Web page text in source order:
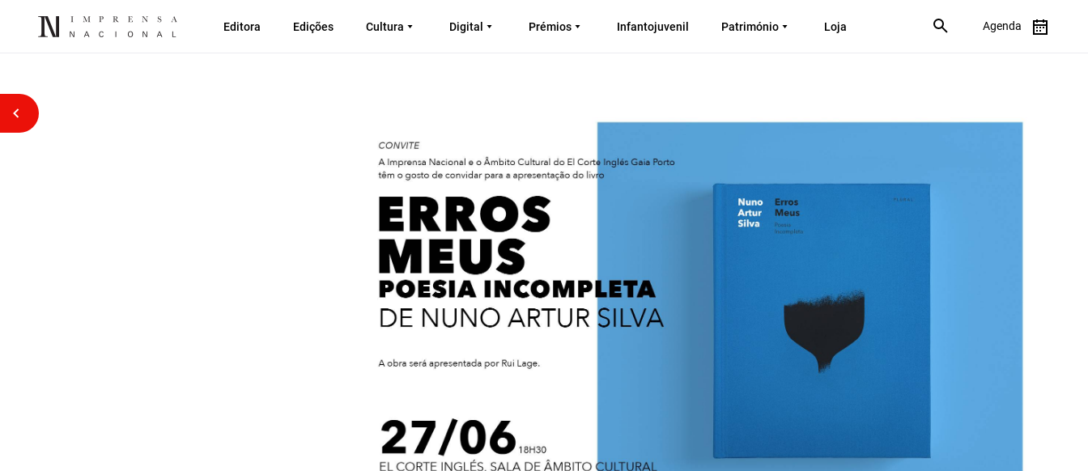
Editora Edições Cultura Digital Prémios Infantojuvenil Património Loja Agenda
Voltar atrás